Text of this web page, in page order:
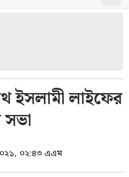
ইসলামী লাইফের
সভা
০২:৪৩ এএম